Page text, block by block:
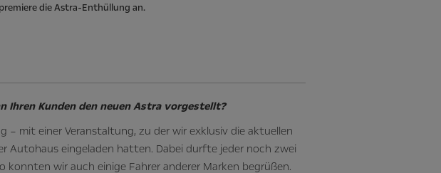
die Astra-Enthüllung an.
Ihren Kunden den neuen Astra vorgestellt?
– mit einer Veranstaltung, zu der wir exklusiv die aktuellen
Autohaus eingeladen hatten. Dabei durfte jeder noch zwei
konnten wir auch einige Fahrer anderer Marken begrüßen.